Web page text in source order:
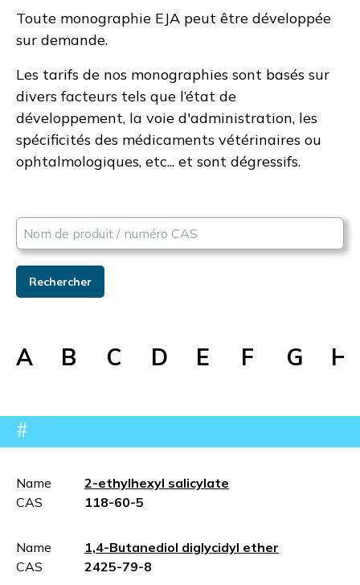
Toute monographie EJA peut être développée
sur demande.
Les tarifs de nos monographies sont basés sur
divers facteurs tels que l’état de
développement, la voie d'administration, les
spécificités des médicaments vétérinaires ou
ophtalmologiques, etc... et sont dégressifs.
Rechercher
A B C D E F G H
#
Name
2-ethylhexyl salicylate
CAS
118-60-5
Name
1,4-Butanediol diglycidyl ether
CAS
2425-79-8